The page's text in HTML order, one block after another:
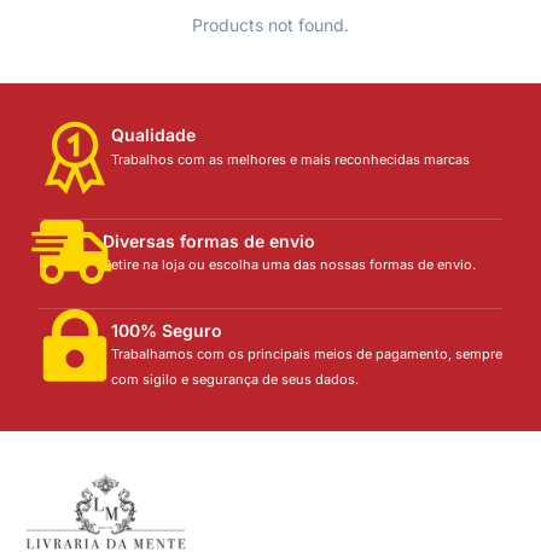
Products not found.
Qualidade
Trabalhos com as melhores e mais reconhecidas marcas
Diversas formas de envio
Retire na loja ou escolha uma das nossas formas de envio.
100% Seguro
Trabalhamos com os principais meios de pagamento, sempre
com sigilo e segurança de seus dados.